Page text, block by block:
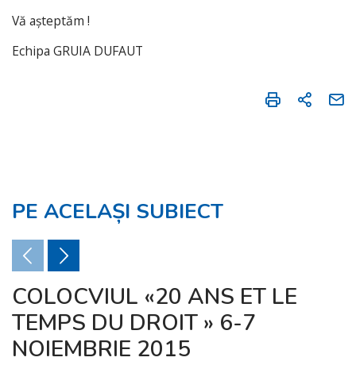
Vă așteptăm !
Echipa GRUIA DUFAUT
PE ACELAȘI SUBIECT
COLOCVIUL «20 ANS ET LE
TEMPS DU DROIT » 6-7
NOIEMBRIE 2015